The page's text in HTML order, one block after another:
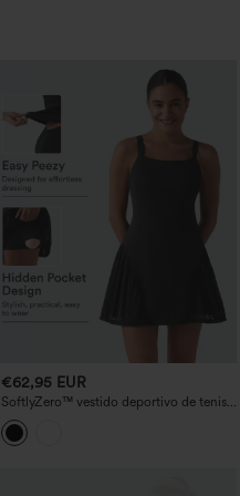
€62,95 EUR
SoftlyZero™ vestido deportivo de tenis,
ligero y aireado, con espalda cruzada,
encaje en contraste, sujetador
integrado, tacto fresco y bolsillos —